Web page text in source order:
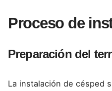
Proceso de
Preparación del
La instalación de césped